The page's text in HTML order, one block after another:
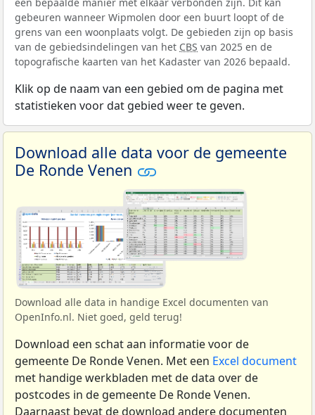
gebeuren wanneer Wipmolen door een buurt loopt of de
grens van een woonplaats volgt. De gebieden zijn op basis
van de gebiedsindelingen van het CBS van 2025 en de
topografische kaarten van het Kadaster van 2026 bepaald.
Klik op de naam van een gebied om de pagina met
statistieken voor dat gebied weer te geven.
Download alle data voor de gemeente
De Ronde Venen
Download alle data in handige Excel documenten van
OpenInfo.nl. Niet goed, geld terug!
Download een schat aan informatie voor de
gemeente De Ronde Venen. Met een Excel document
met handige werkbladen met de data over de
postcodes in de gemeente De Ronde Venen.
Daarnaast bevat de download andere documenten